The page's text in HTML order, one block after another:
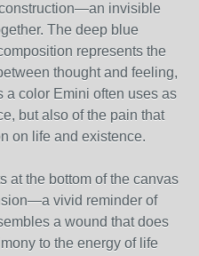
invisible
The deep blue
represents the
thought and feeling,
a color Emini often uses as
but also of the pain that
on life and existence.
at the bottom of the canvas
vivid reminder of
a wound that does
to the energy of life